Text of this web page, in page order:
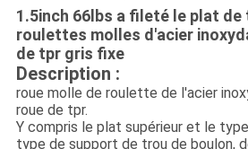
1.5inch 66lbs a fileté le plat
roulettes molles d'acier
de tpr gris fixe
Description :
roue molle de roulette de l'acier
roue de tpr.
Y compris le plat supérieur et le
type de support de trou de boulon,